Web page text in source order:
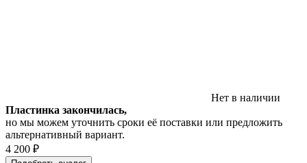
Нет в наличии
Пластинка закончилась,
но мы можем уточнить сроки её поставки или предложить
альтернативный вариант.
4 200 ₽